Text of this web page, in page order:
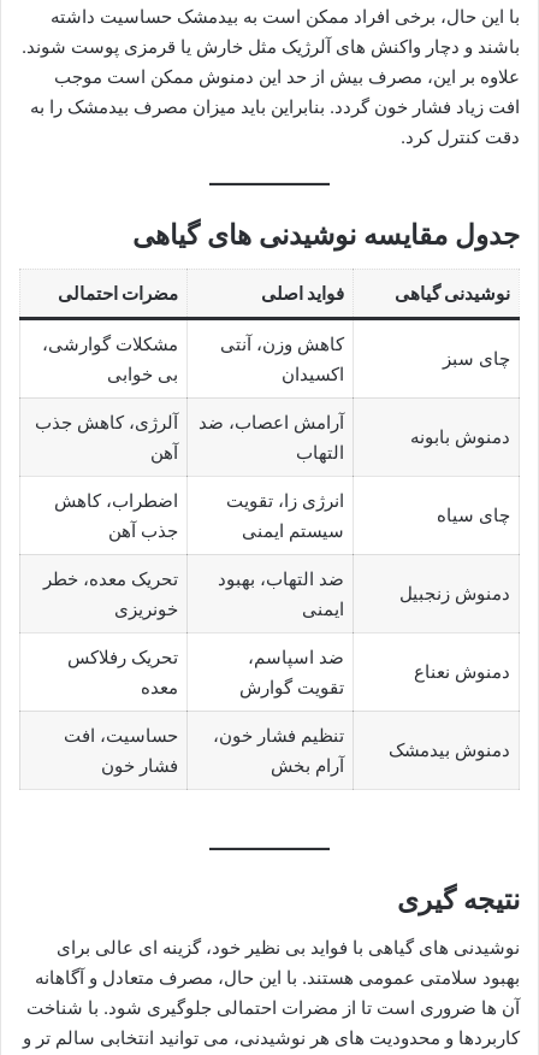
با این حال، برخی افراد ممکن است به بیدمشک حساسیت داشته
باشند و دچار واکنش های آلرژیک مثل خارش یا قرمزی پوست شوند.
علاوه بر این، مصرف بیش از حد این دمنوش ممکن است موجب
افت زیاد فشار خون گردد. بنابراین باید میزان مصرف بیدمشک را به
دقت کنترل کرد.
جدول مقایسه نوشیدنی های گیاهی
نوشیدنی گیاهی فواید اصلی مضرات احتمالی
چای سبز
کاهش وزن، آنتی
اکسیدان
مشکلات گوارشی،
بی خوابی
دمنوش بابونه
آرامش اعصاب، ضد
التهاب
آلرژی، کاهش جذب
آهن
چای سیاه
انرژی زا، تقویت
سیستم ایمنی
اضطراب، کاهش
جذب آهن
دمنوش زنجبیل
ضد التهاب، بهبود
ایمنی
تحریک معده، خطر
خونریزی
دمنوش نعناع
ضد اسپاسم،
تقویت گوارش
تحریک رفلاکس
معده
دمنوش بیدمشک
تنظیم فشار خون،
آرام بخش
حساسیت، افت
فشار خون
نتیجه گیری
نوشیدنی های گیاهی با فواید بی نظیر خود، گزینه ای عالی برای
بهبود سلامتی عمومی هستند. با این حال، مصرف متعادل و آگاهانه
آن ها ضروری است تا از مضرات احتمالی جلوگیری شود. با شناخت
کاربردها و محدودیت های هر نوشیدنی، می توانید انتخابی سالم تر و